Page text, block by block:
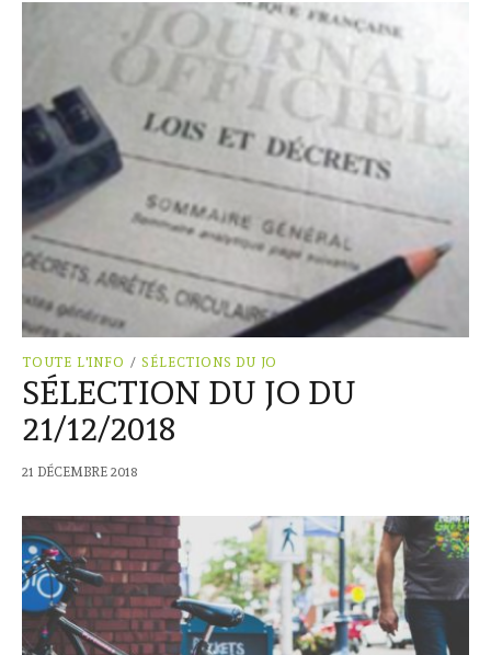
TOUTE L'INFO / SÉLECTIONS DU JO
SÉLECTION DU JO DU
21/12/2018
21 DÉCEMBRE 2018